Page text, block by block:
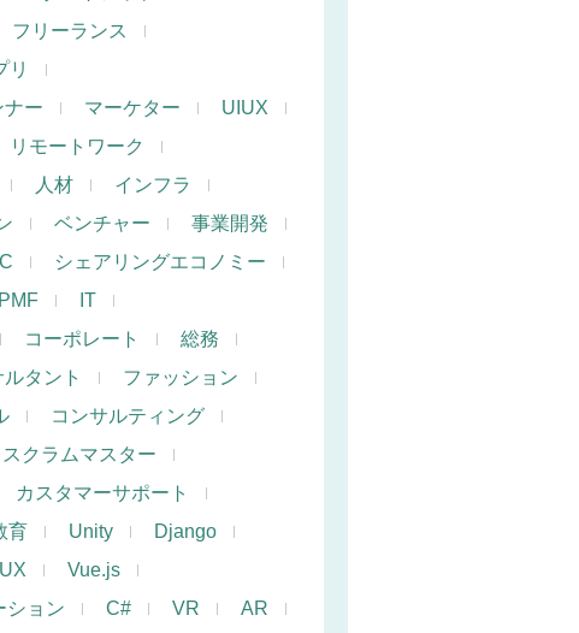
フリーランス
リ
ナー マーケター
UIUX
リモートワーク
人材
インフラ
ベンチャー
事業開発
シェアリングエコノミー
PMF
IT
コーポレート
総務
タント
ファッション
コンサルティング
スクラムマスター
カスタマーサポート
育 Unity
Django
Vue.js
ション C# VR
AR